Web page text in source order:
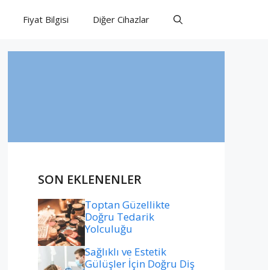
Fiyat Bilgisi Diğer Cihazlar
SON EKLENENLER
Toptan Güzellikte
Doğru Tedarik
Yolculuğu
Sağlıklı ve Estetik
Gülüşler İçin Doğru Diş